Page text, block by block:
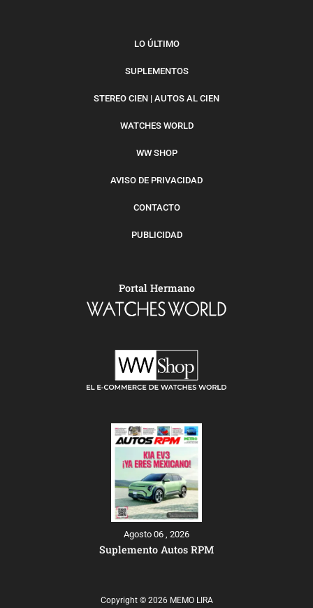
LO ÚLTIMO
SUPLEMENTOS
STEREO CIEN | AUTOS AL CIEN
WATCHES WORLD
WW SHOP
AVISO DE PRIVACIDAD
CONTACTO
PUBLICIDAD
Portal Hermano
Agosto 06 , 2026
Suplemento Autos RPM
Copyright © 2026 MEMO LIRA